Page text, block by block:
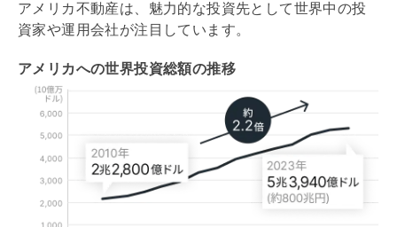
アメリカ不動産は、魅力的な投資先として世界中の投
資家や運用会社が注目しています。
アメリカへの世界投資総額の推移